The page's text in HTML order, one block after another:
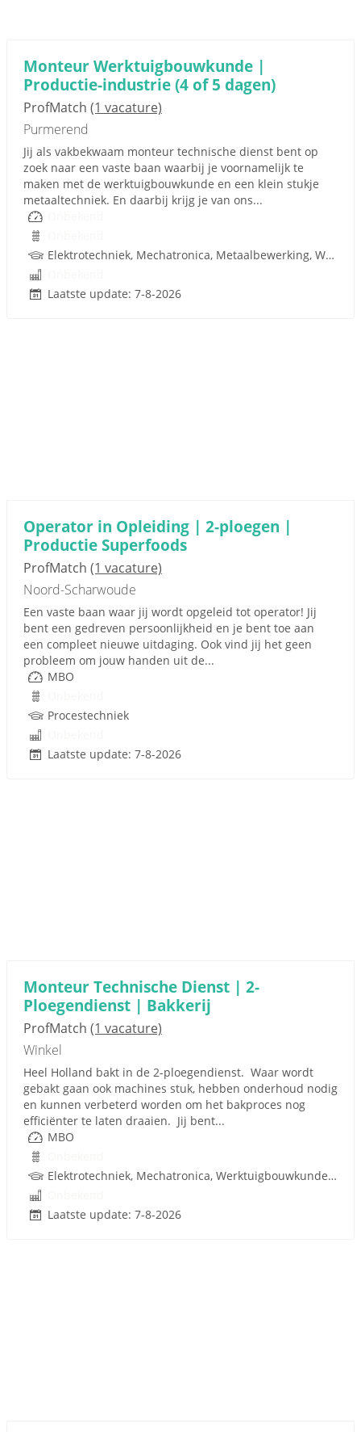
Monteur Werktuigbouwkunde |
Productie-industrie (4 of 5 dagen)
ProfMatch (1 vacature)
Purmerend
Jij als vakbekwaam monteur technische dienst bent op
zoek naar een vaste baan waarbij je voornamelijk te
maken met de werktuigbouwkunde en een klein stukje
metaaltechniek. En daarbij krijg je van ons...
Elektrotechniek, Mechatronica, Metaalbewerking, Werktuigbouwkunde, Metaal, Techniek
Laatste update: 7-8-2026
Operator in Opleiding | 2-ploegen |
Productie Superfoods
ProfMatch (1 vacature)
Noord-Scharwoude
Een vaste baan waar jij wordt opgeleid tot operator! Jij
bent een gedreven persoonlijkheid en je bent toe aan
een compleet nieuwe uitdaging. Ook vind jij het geen
probleem om jouw handen uit de...
MBO
Procestechniek
Laatste update: 7-8-2026
Monteur Technische Dienst | 2-
Ploegendienst | Bakkerij
ProfMatch (1 vacature)
Winkel
Heel Holland bakt in de 2-ploegendienst. Waar wordt
gebakt gaan ook machines stuk, hebben onderhoud nodig
en kunnen verbeterd worden om het bakproces nog
efficiënter te laten draaien. Jij bent...
MBO
Elektrotechniek, Mechatronica, Werktuigbouwkunde, Pneumatiek, Techniek
Laatste update: 7-8-2026